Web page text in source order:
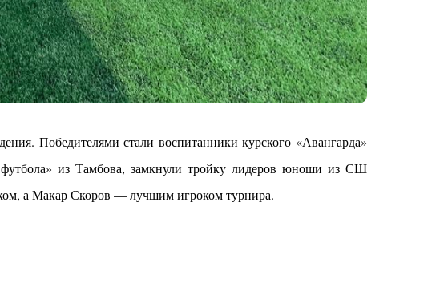
Победителями стали воспитанники курского «Авангарда»
из Тамбова, замкнули тройку лидеров юноши из СШ
а Макар Скоров — лучшим игроком турнира.